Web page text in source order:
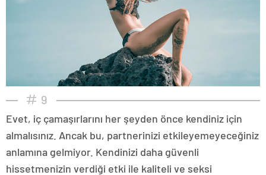
9
Evet, iç çamaşırlarını her şeyden önce kendiniz için
almalısınız. Ancak bu, partnerinizi etkileyemeyeceğiniz
anlamına gelmiyor. Kendinizi daha güvenli
hissetmenizin verdiği etki ile kaliteli ve seksi